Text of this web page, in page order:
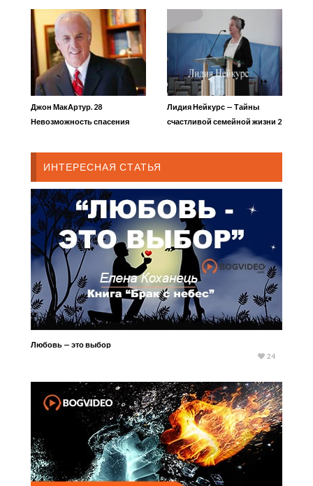
Джон МакАртур. 28
Невозможность спасения
Лидия Нейкурс — Тайны
счастливой семейной жизни 2
ИНТЕРЕСНАЯ СТАТЬЯ
Любовь — это выбор
24